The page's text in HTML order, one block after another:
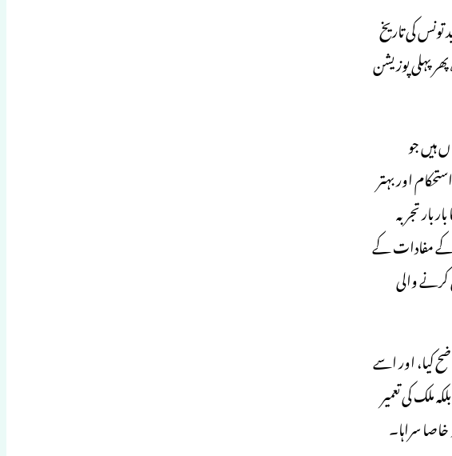
کی تاریخ
پہلی پوزیشن
ہیں جو
اور بہتر
تجربہ
کے مفادات کے
والی
کیا، اور اسے
ملک کی تعمیر
سراہا۔